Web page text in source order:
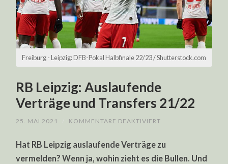
Freiburg - Leipzig: DFB-Pokal Halbfinale 22/23 / Shutterstock.com
RB Leipzig: Auslaufende
Verträge und Transfers 21/22
25. MAI 2021 KOMMENTARE DEAKTIVIERT
AUSLAUFENDE
UND
Hat RB Leipzig auslaufende Verträge zu
vermelden? Wenn ja, wohin zieht es die Bullen. Und